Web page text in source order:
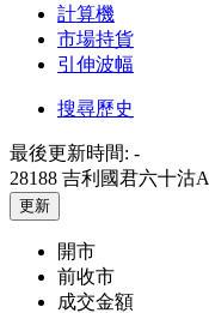
計算機
市場持貨
引伸波幅
搜尋歷史
最後更新時間: -
28188 吉利國君六十沽A
更新
開市
前收市
成交金額